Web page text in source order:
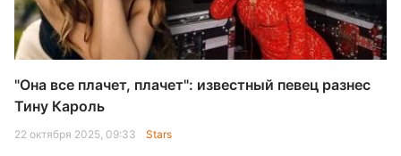
"Она все плачет, плачет": известный певец разнес
Тину Кароль
22 октября 2025, 09:33 Stars